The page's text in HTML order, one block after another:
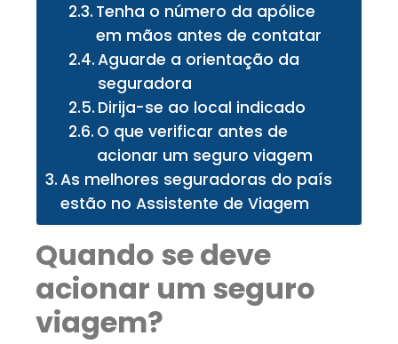
Tenha o número da apólice
em mãos antes de contatar
Aguarde a orientação da
seguradora
Dirija-se ao local indicado
O que verificar antes de
acionar um seguro viagem
As melhores seguradoras do país
estão no Assistente de Viagem
Quando se deve
acionar um seguro
viagem?